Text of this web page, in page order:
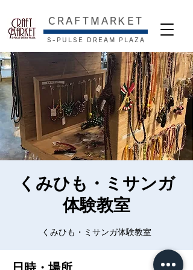
​CRAFTMARKET
S-PULSE DREAM PLAZA
くみひも・ミサンガ
体験教室
くみひも・ミサンガ体験教室